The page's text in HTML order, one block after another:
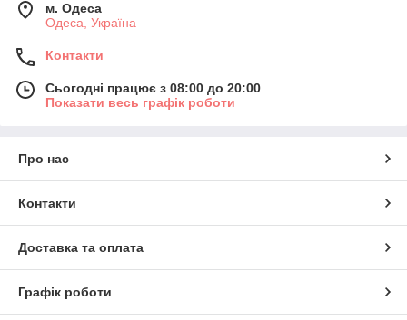
м. Одеса
Одеса, Україна
Контакти
Сьогодні працює з 08:00 до 20:00
Показати весь графік роботи
Про нас
Контакти
Доставка та оплата
Графік роботи